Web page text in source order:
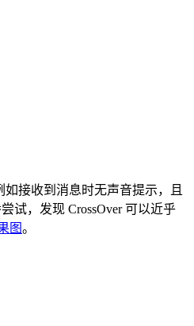
接收到消息时无声音提示，且
试，发现 CrossOver 可以近乎
图。